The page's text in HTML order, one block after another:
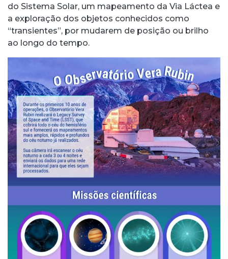
do Sistema Solar, um mapeamento da Via Láctea e
a exploração dos objetos conhecidos como
“transientes”, por mudarem de posição ou brilho
ao longo do tempo.